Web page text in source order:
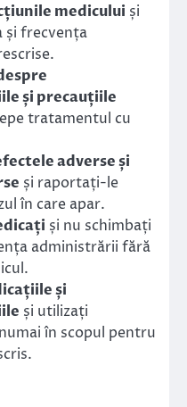
medicului și
și frecvența
și precauțiile
tratamentul cu
adverse și
și raportați-le
în care apar.
și nu schimbați
administrării fără
și
și utilizați
în scopul pentru